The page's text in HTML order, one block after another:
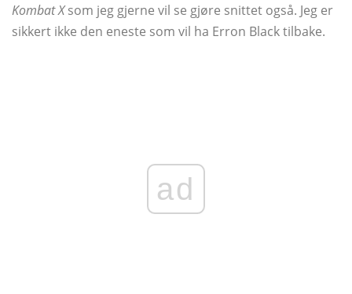
Kombat Xsom jeg gjerne vil se gjøre snittet også. Jeg er
sikkert ikke den eneste som vil ha Erron Black tilbake.
ad